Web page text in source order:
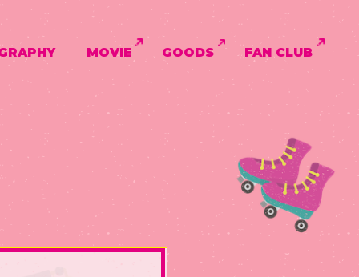
MOVIE GOODS FAN CLUB